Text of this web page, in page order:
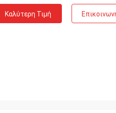
Καλύτερη Τιμή